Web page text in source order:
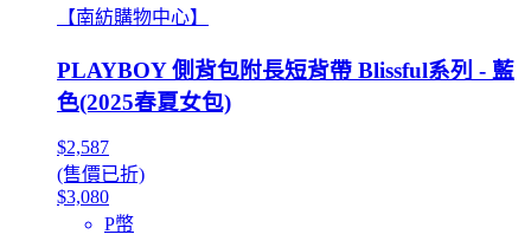
【南紡購物中心】
PLAYBOY 側背包附長短背帶 Blissful系列 - 藍
色(2025春夏女包)
$2,587
(售價已折)
$3,080
P幣